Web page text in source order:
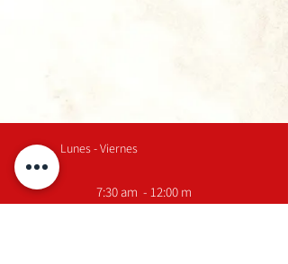
Lunes - Viernes
7:30 am - 12:00 m